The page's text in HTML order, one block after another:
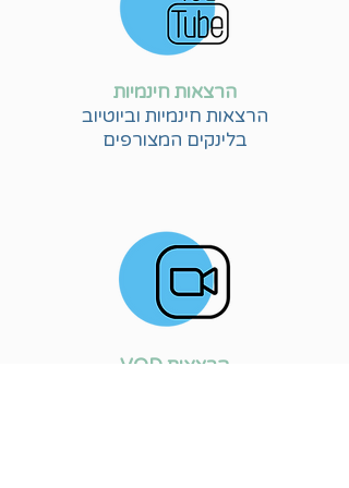
הרצאות חינמיות
הרצאות חינמיות וביוטיוב
בלינקים המצורפים
הרצאות VOD